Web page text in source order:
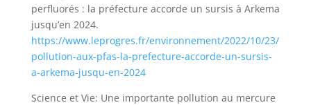
perfluorés : la préfecture accorde un sursis à Arkema
jusqu’en 2024.
https://www.leprogres.fr/environnement/2022/10/23/
pollution-aux-pfas-la-prefecture-accorde-un-sursis-
a-arkema-jusqu-en-2024
Science et Vie: Une importante pollution au mercure